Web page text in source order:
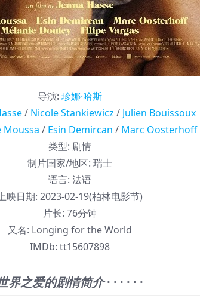
导演: 珍娜·哈斯
/ Nicole Stankiewicz / Julien Bouissoux
Moussa / Esin Demircan / Marc Oosterhoff
类型: 剧情
制片国家/地区: 瑞士
语言: 法语
映日期: 2023-02-19(柏林电影节)
片长: 76分钟
又名: Longing for the World
IMDb: tt15607898
界之爱的剧情简介· · · · · ·